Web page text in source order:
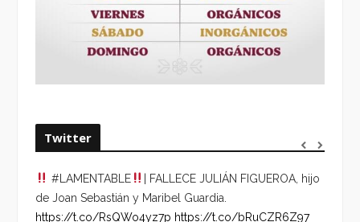
Twitter
#LAMENTABLE
| FALLECE JULIÁN FIGUEROA, hijo
de Joan Sebastián y Maribel Guardia.
https://t.co/RsQWo4yz7p https://t.co/bRuCZR6Z97